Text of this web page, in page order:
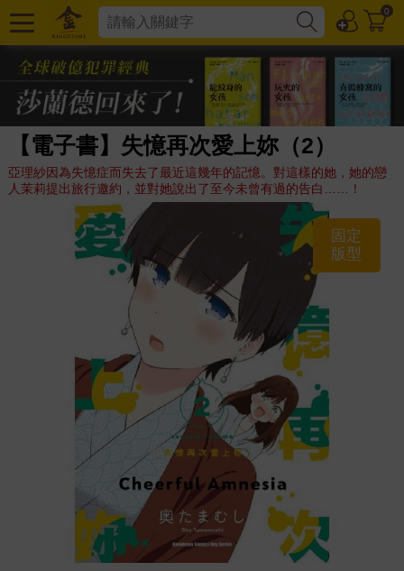
0
【電子書】失憶再次愛上妳（2）
亞理紗因為失憶症而失去了最近這幾年的記憶。對這樣的她，她的戀
人茉莉提出旅行邀約，並對她說出了至今未曾有過的告白……！
固定
版型